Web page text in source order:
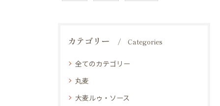
カテゴリー Categories
全てのカテゴリー
丸麦
大麦ルゥ・ソース